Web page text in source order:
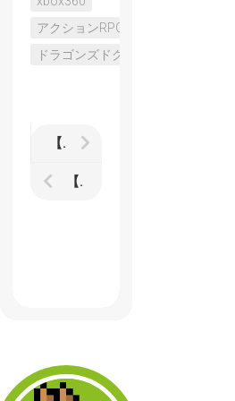
アクションRPG
ドラゴンズドグマ
【格ゲーとか】ずっと観戦してるだけのゲームモードとかどうでしょう
【Shovel Knight】Kickstarterで2週を残して目標金額達成 引き続き追加要素に向けて受付中